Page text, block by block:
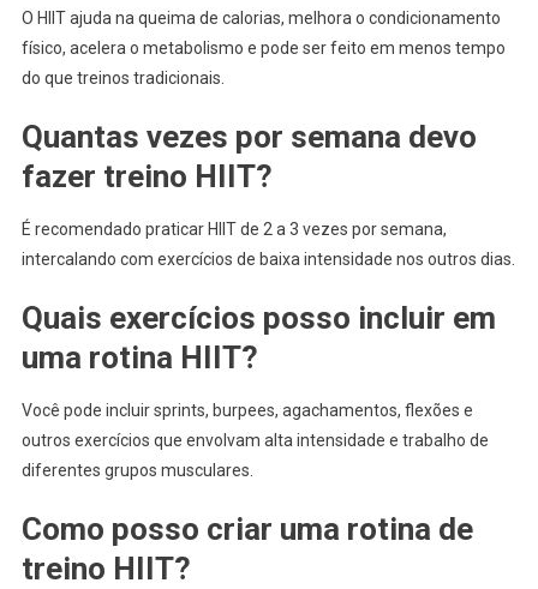
O HIIT ajuda na queima de calorias, melhora o condicionamento
físico, acelera o metabolismo e pode ser feito em menos tempo
do que treinos tradicionais.
Quantas vezes por semana devo
fazer treino HIIT?
É recomendado praticar HIIT de 2 a 3 vezes por semana,
intercalando com exercícios de baixa intensidade nos outros dias.
Quais exercícios posso incluir em
uma rotina HIIT?
Você pode incluir sprints, burpees, agachamentos, flexões e
outros exercícios que envolvam alta intensidade e trabalho de
diferentes grupos musculares.
Como posso criar uma rotina de
treino HIIT?